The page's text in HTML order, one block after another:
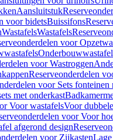
Aansluitstuk
voor bidetsBuissifons
WastafelsWastafels
voor
voor Wastroggen
Reserveonderdelen
voor Sets fonteinen
met onderkast
Voor wastafelsVoor
voor Voor
afgerond design
voor Zijkasten